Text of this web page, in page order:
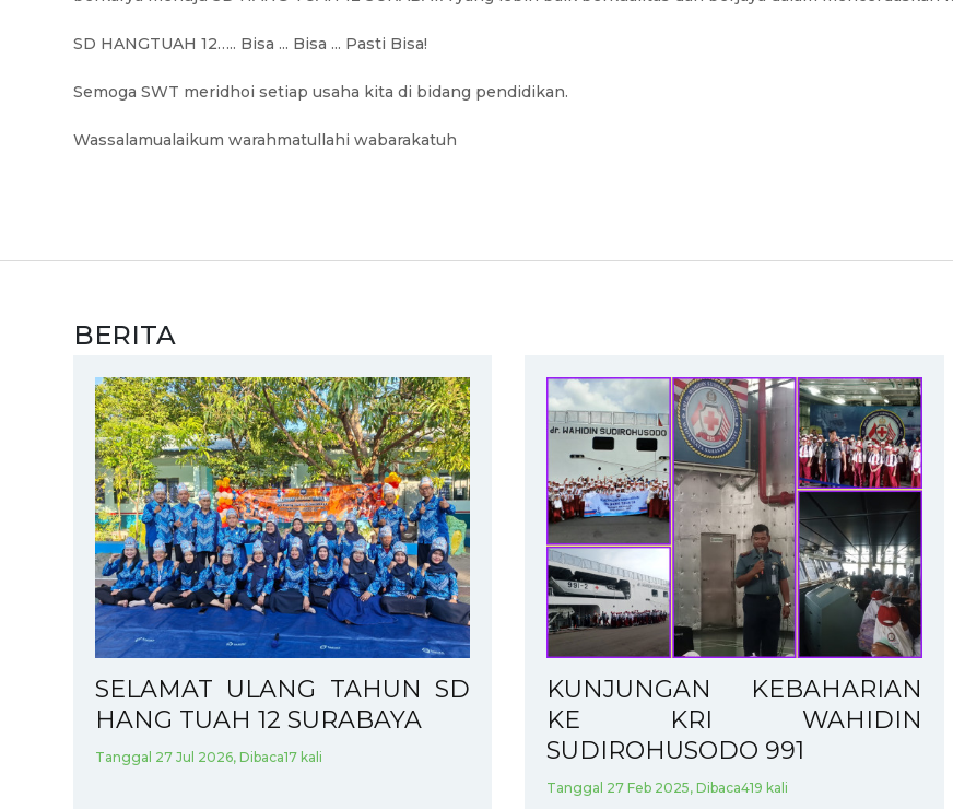
SD HANGTUAH 12….. Bisa ... Bisa ... Pasti Bisa!
Semoga SWT meridhoi setiap usaha kita di bidang pendidikan.
Wassalamualaikum warahmatullahi wabarakatuh
BERITA
SELAMAT ULANG TAHUN SD
HANG TUAH 12 SURABAYA
Tanggal 27 Jul 2026, Dibaca17 kali
KUNJUNGAN KEBAHARIAN
KE KRI WAHIDIN
SUDIROHUSODO 991
Tanggal 27 Feb 2025, Dibaca419 kali